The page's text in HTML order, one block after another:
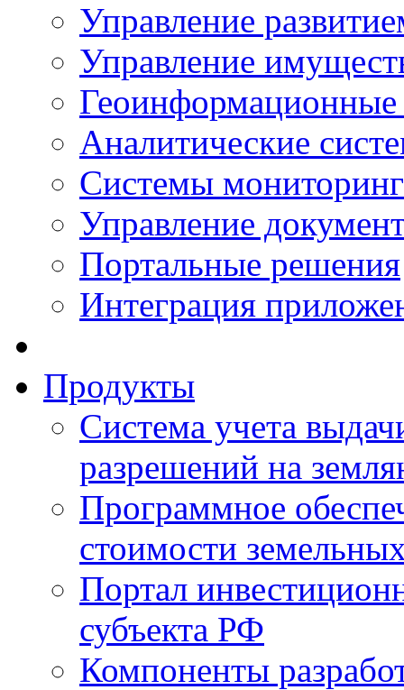
Управление
Управление
Аналитические
Системы
Управление
Портальные решения
Интеграция
Продукты
Система учета
разрешений на
Программное
стоимости
Портал
субъекта РФ
Компоненты